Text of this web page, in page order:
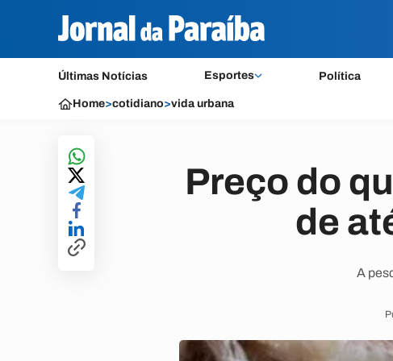
Últimas Notícias Esportes Política
Home>cotidiano>vida urbana
Preço do
de
A